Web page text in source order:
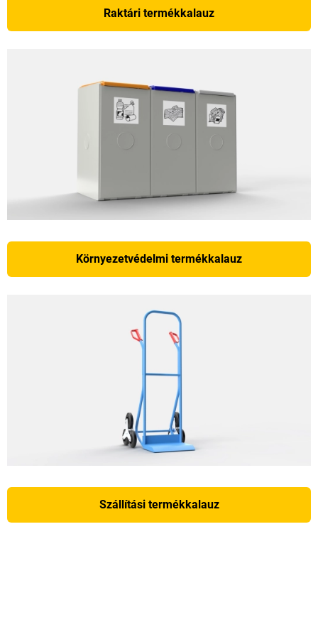
Raktári termékkalauz
Környezetvédelmi termékkalauz
Szállítási termékkalauz